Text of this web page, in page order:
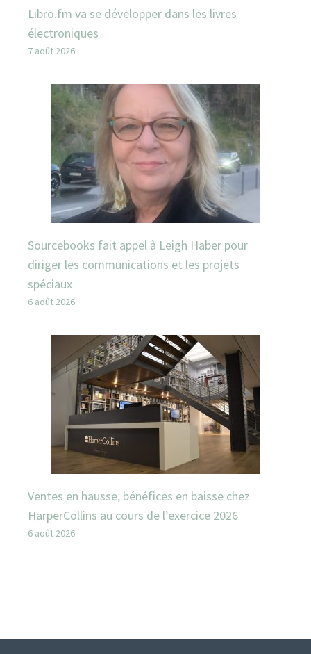
Libro.fm va se développer dans les livres
électroniques
7 août 2026
Sourcebooks fait appel à Leigh Haber pour
diriger les communications et les projets
spéciaux
6 août 2026
Ventes en hausse, bénéfices en baisse chez
HarperCollins au cours de l’exercice 2026
6 août 2026